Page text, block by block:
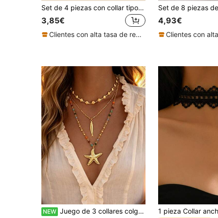
Set de 4 piezas con collar tipo choker de triángulo, colgante y flecos con diseño de flor negra
3,85€
Clientes con alta tasa de repetición
4,93€
NEW Juego de 3 collares colgantes de estilo metálico con cuentas coloridas y redondas, diseño geométrico vintage elegante y minimalista con elementos de estrella de mar, concha y pez, para vacaciones, fiestas, citas, regalo y uso diario